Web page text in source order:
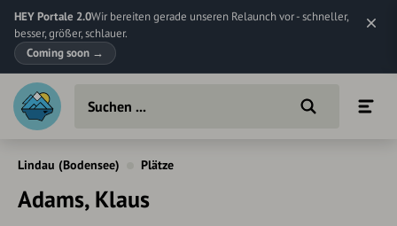
HEY Portale 2.0Wir bereiten gerade unseren Relaunch vor - schneller,
besser, größer, schlauer.
Coming soon →
Lindau (Bodensee) Plätze
Adams, Klaus